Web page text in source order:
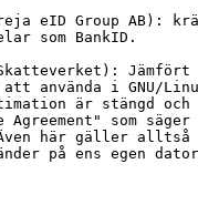
eID Group AB):
som BankID.
Jämfört
använda i GNU/
är stängd och
Agreement" som
här gäller alltså
på ens egen